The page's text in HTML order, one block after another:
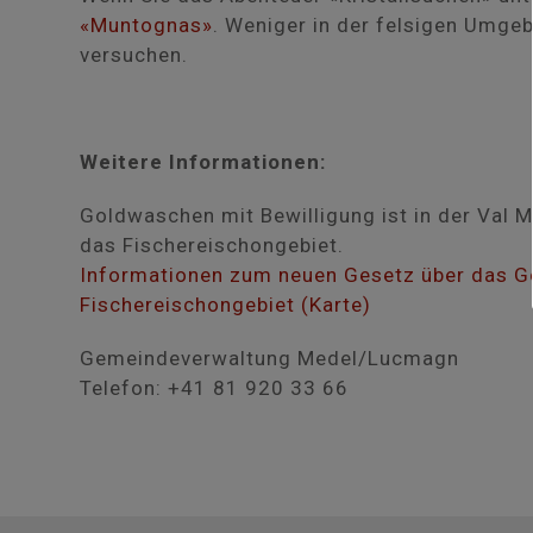
«Muntognas» . Weniger in der felsigen
versuchen.
Weitere Informationen:
Goldwaschen mit Bewilligung ist in der Val
das Fischereischongebiet.
Informationen zum neuen Gesetz über das
Fischereischongebiet (Karte)
Gemeindeverwaltung Medel/Lucmagn
Telefon: +41 81 920 33 66